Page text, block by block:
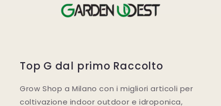
Top G dal primo Raccolto
Grow Shop a Milano con i migliori articoli per
coltivazione indoor outdoor e idroponica,